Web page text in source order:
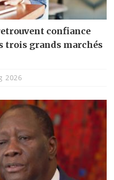
confiance
trois grands marchés
2026